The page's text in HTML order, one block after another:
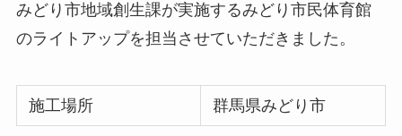
みどり市地域創生課が実施するみどり市民体育館
のライトアップを担当させていただきました。
施工場所 群馬県みどり市